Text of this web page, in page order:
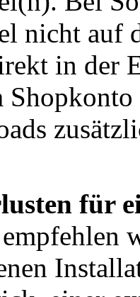
nicht auf
in der
für
empfehlen